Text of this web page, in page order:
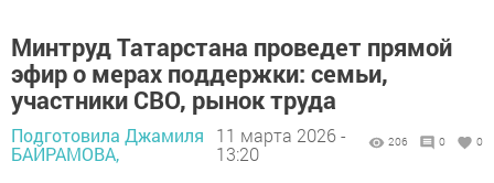
Минтруд Татарстана проведет прямой
эфир о мерах поддержки: семьи,
участники СВО, рынок труда
Подготовила Джамиля
БАЙРАМОВА,
11 марта 2026 -
13:20
206 0 0